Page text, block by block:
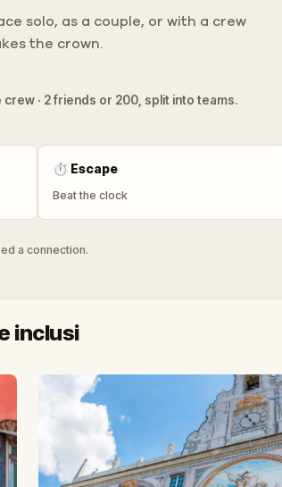
solo, as a couple, or with a crew
the crown.
crew · 2 friends or 200, split into teams.
⏱ Escape
Beat the clock
a connection.
inclusi